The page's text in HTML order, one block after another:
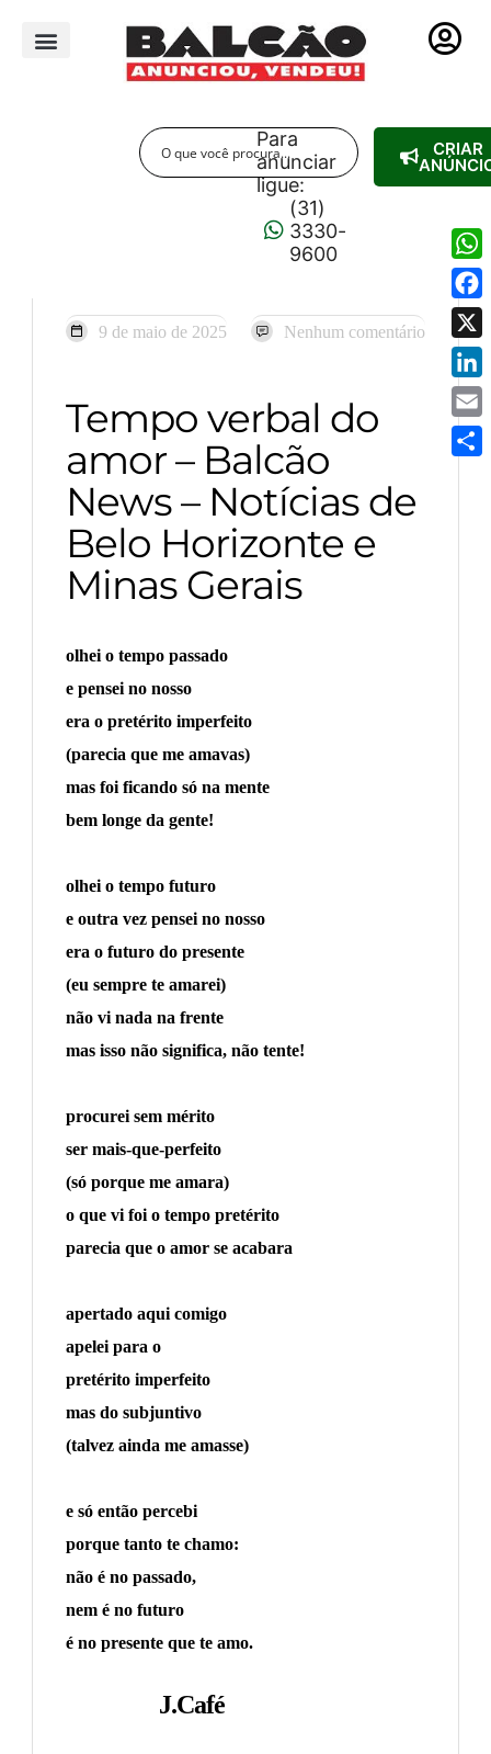
Para
anunciar
ligue:
(31)
3330-
9600
CRIAR
9 de maio de 2025 Nenhum comentário
Tempo verbal do
amor – Balcão
News – Notícias de
Belo Horizonte e
Minas Gerais
olhei o tempo passado
e pensei no nosso
era o pretérito imperfeito
(parecia que me amavas)
mas foi ficando só na mente
bem longe da gente!
olhei o tempo futuro
e outra vez pensei no nosso
era o futuro do presente
(eu sempre te amarei)
não vi nada na frente
mas isso não significa, não tente!
procurei sem mérito
ser mais-que-perfeito
(só porque me amara)
o que vi foi o tempo pretérito
parecia que o amor se acabara
apertado aqui comigo
apelei para o
pretérito imperfeito
mas do subjuntivo
(talvez ainda me amasse)
e só então percebi
porque tanto te chamo:
não é no passado,
nem é no futuro
é no presente que te amo.
J.Café
X